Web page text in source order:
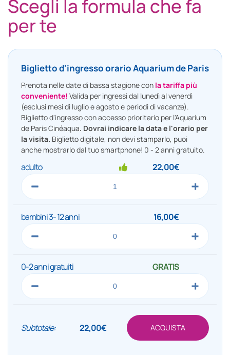
Scegli la formula che fa
per te
Biglietto d'ingresso orario Aquarium de Paris
Prenota nelle date di bassa stagione con la tariffa più
conveniente! Valida per ingressi dal lunedì al venerdì
(esclusi mesi di luglio e agosto e periodi di vacanze).
Biglietto d'ingressocon accesso prioritario per l'Aquarium
de Paris Cinéaqua. Dovrai indicare la data e l'orario per
la visita. Biglietto digitale, non devi stamparlo, puoi
anche mostrarlo dal tuo smartphone! 0 - 2 anni gratuito.
adulto 22,00€
bambini 3- 12 anni 16,00€
0-2 anni gratuiti GRATIS
Subtotale: 22,00€ ACQUISTA